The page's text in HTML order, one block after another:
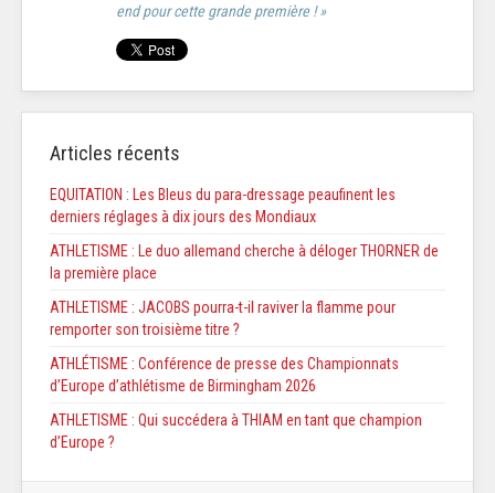
end pour cette grande première ! »
Articles récents
EQUITATION : Les Bleus du para-dressage peaufinent les
derniers réglages à dix jours des Mondiaux
ATHLETISME : Le duo allemand cherche à déloger THORNER de
la première place
ATHLETISME : JACOBS pourra-t-il raviver la flamme pour
remporter son troisième titre ?
ATHLÉTISME : Conférence de presse des Championnats
d’Europe d’athlétisme de Birmingham 2026
ATHLETISME : Qui succédera à THIAM en tant que champion
d’Europe ?